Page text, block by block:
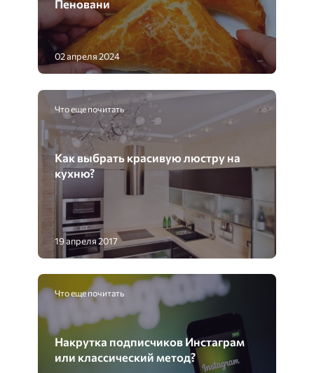
Пеновани
02 апреля 2024
Что еще почитать
Как выбрать красивую люстру на
кухню?
19 апреля 2017
Что еще почитать
Накрутка подписчиков Инстаграм
или классический метод?